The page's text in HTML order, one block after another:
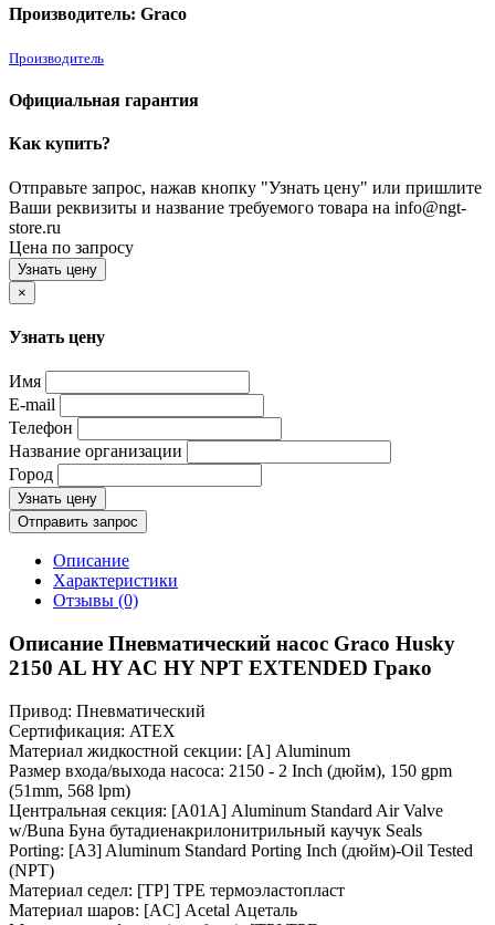
Производитель: Graco
Производитель
Официальная гарантия
Как купить?
Отправьте запрос, нажав кнопку "Узнать цену" или пришлите
Ваши реквизиты и название требуемого товара на info@ngt-
store.ru
Цена по запросу
Узнать цену
×
Узнать цену
Имя
E-mail
Телефон
Название организации
Город
Узнать цену
Отправить запрос
Описание
Характеристики
Отзывы (0)
Описание Пневматический насос Graco Husky
2150 AL HY AC HY NPT EXTENDED Грако
Привод: Пневматический
Сертификация: ATEX
Материал жидкостной секции: [A] Aluminum
Размер входа/выхода насоса: 2150 - 2 Inch (дюйм), 150 gpm
(51mm, 568 lpm)
Центральная секция: [A01A] Aluminum Standard Air Valve
w/Buna Буна бутадиенакрилонитрильный каучук Seals
Porting: [A3] Aluminum Standard Porting Inch (дюйм)-Oil Tested
(NPT)
Материал седел: [TP] TPE термоэластопласт
Материал шаров: [AC] Acetal Ацеталь